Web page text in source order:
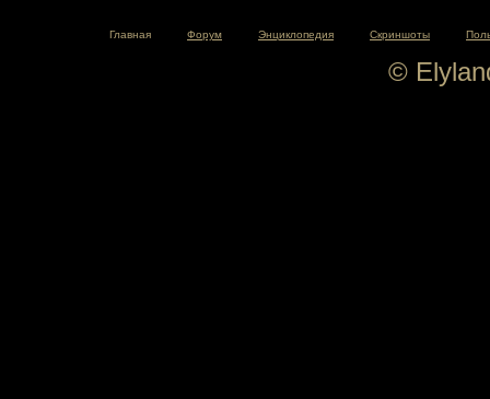
Главная Форум Энциклопедия Скриншоты
©